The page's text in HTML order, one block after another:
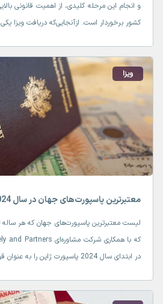
و انجام این مرحله کلیدی، از اهمیت قانونی
کشور برخوردار است. ازآنجایی‌که دریافت ویزا
ویزا
معتبرترین پاسپورت‌های جهان در سال 2024
لیست معتبرترین پاسپورت‌های جهان که هر
در ابتدای سال 2024 پاسپورت ژاپن را به عنوان قوی‌ترین پاسپورت جهان...